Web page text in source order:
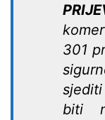
301
biti